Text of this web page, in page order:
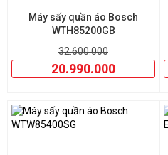
Máy sấy quần áo Bosch
WTH85200GB
32.600.000
20.990.000